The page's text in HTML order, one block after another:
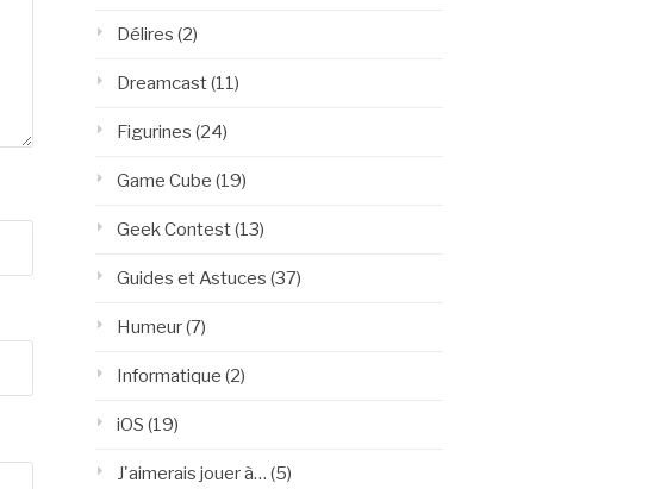
Délires (2)
Dreamcast(11)
Figurines (24)
Game Cube (19)
Geek Contest(13)
Guides et Astuces (37)
Humeur(7)
Informatique (2)
iOS (19)
J'aimerais jouer à… (5)